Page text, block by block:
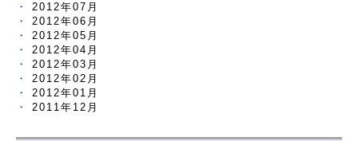
2012年07月
2012年06月
2012年05月
2012年04月
2012年03月
2012年02月
2012年01月
2011年12月